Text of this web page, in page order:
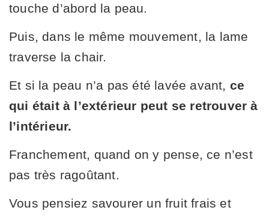
touche d’abord la peau.
Puis, dans le même mouvement, la lame
traverse la chair.
Et si la peau n’a pas été lavée avant, ce
qui était à l’extérieur peut se retrouver à
l’intérieur.
Franchement, quand on y pense, ce n’est
pas très ragoûtant.
Vous pensiez savourer un fruit frais et